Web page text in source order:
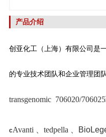
产品介绍
创亚化工（上海）有限公司是
的专业技术团队和企业管理团
transgenomic 706020/
cAvanti 、tedpella 、